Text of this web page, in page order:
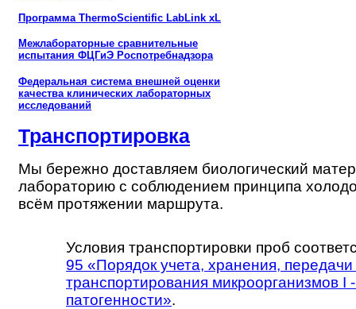
Программа ThermoScientific LabLink xL
Межлабораторные сравнительные
испытания ФЦГиЭ Роспотребнадзора
Федеральная система внешней оценки
качества клинических лабораторных
исследований
Транспортировка
Мы бережно доставляем биологический
лабораторию с соблюдением принципа
всём протяжении маршрута.
Условия транспортировки проб
95 «Порядок учета, хранения, передачи
транспортирования микроорганизмов I
патогенности».